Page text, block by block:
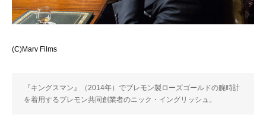
(C)Marv Films
『キングスマン』（2014年）でブレモン製ローズゴールドの腕時計
を着用するブレモン共同創業者のニック・イングリッシュ。